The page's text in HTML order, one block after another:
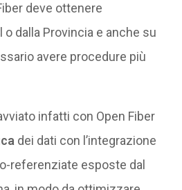
deve ottenere
dalla Provincia e anche su
avere procedure più
infatti con Open Fiber
dei dati con l’integrazione
referenziate esposte dal